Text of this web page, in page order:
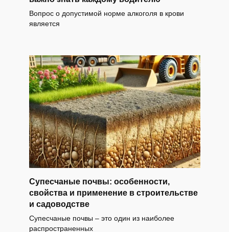
Вопрос о допустимой норме алкоголя в крови
является
Супесчаные почвы: особенности,
свойства и применение в строительстве
и садоводстве
Супесчаные почвы – это один из наиболее
распространенных